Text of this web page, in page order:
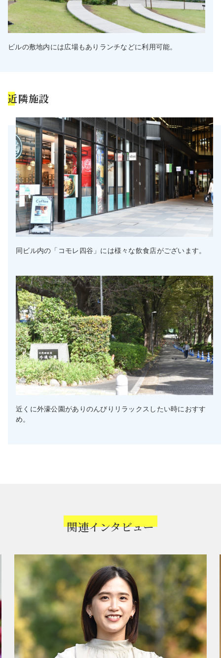
ビルの敷地内には広場もありランチなどに利用可能。
近隣施設
同ビル内の「コモレ四谷」には様々な飲食店がございます。
近くに外濠公園がありのんびりリラックスしたい時におすす
め。
関連インタビュー